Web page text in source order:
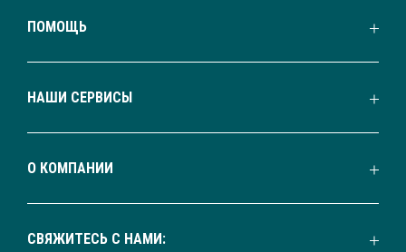
ПОМОЩЬ
НАШИ СЕРВИСЫ
О КОМПАНИИ
СВЯЖИТЕСЬ С НАМИ: